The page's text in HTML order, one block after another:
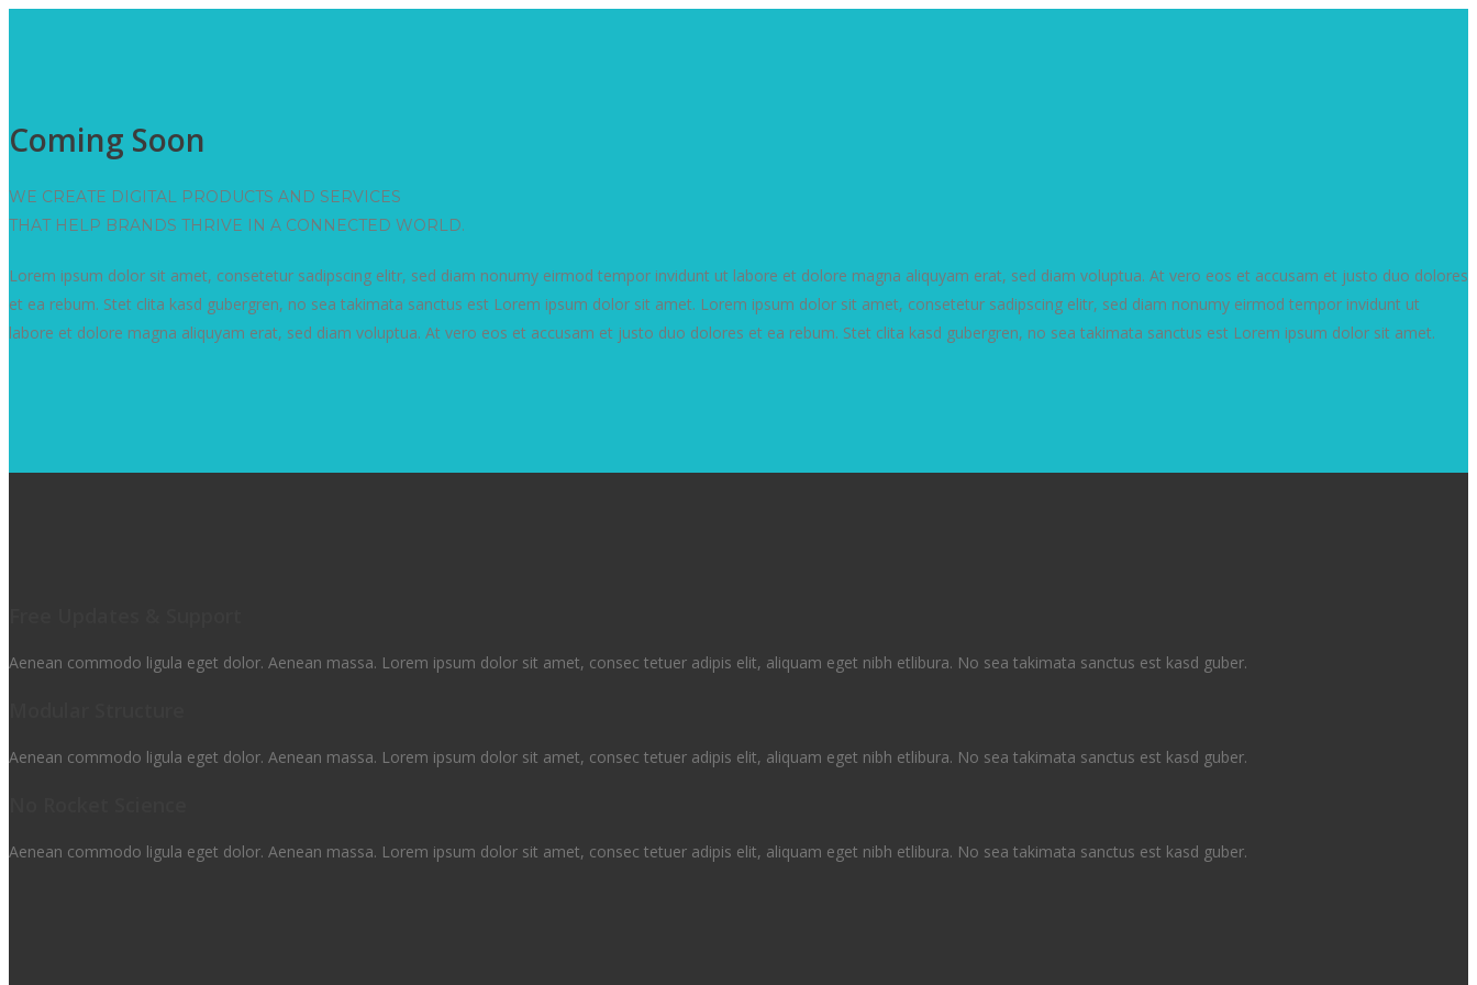
Coming Soon
WE CREATE DIGITAL PRODUCTS AND SERVICES
THAT HELP BRANDS THRIVE IN A CONNECTED WORLD.
Lorem ipsum dolor sit amet, consetetur sadipscing elitr, sed diam nonumy eirmod tempor invidunt ut labore et dolore magna aliquyam erat, sed diam voluptua. At vero eos et accusam et justo duo dolores
et ea rebum. Stet clita kasd gubergren, no sea takimata sanctus est Lorem ipsum dolor sit amet. Lorem ipsum dolor sit amet, consetetur sadipscing elitr, sed diam nonumy eirmod tempor invidunt ut
labore et dolore magna aliquyam erat, sed diam voluptua. At vero eos et accusam et justo duo dolores et ea rebum. Stet clita kasd gubergren, no sea takimata sanctus est Lorem ipsum dolor sit amet.
Aenean commodo ligula eget dolor. Aenean massa. Lorem ipsum dolor sit amet, consec tetuer adipis elit, aliquam eget nibh etlibura. No sea takimata sanctus est kasd guber.
Aenean commodo ligula eget dolor. Aenean massa. Lorem ipsum dolor sit amet, consec tetuer adipis elit, aliquam eget nibh etlibura. No sea takimata sanctus est kasd guber.
Aenean commodo ligula eget dolor. Aenean massa. Lorem ipsum dolor sit amet, consec tetuer adipis elit, aliquam eget nibh etlibura. No sea takimata sanctus est kasd guber.